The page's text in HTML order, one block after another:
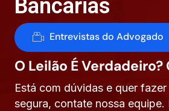
Bancárias
Entrevistas do Advogado
O Leilão É
Está com dúvidas e quer
segura, contate nossa equipe.